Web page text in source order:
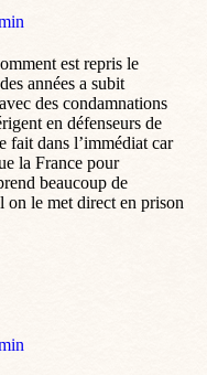
est repris le
années a subit
des condamnations
en défenseurs de
fait dans l’immédiat car
la France pour
beaucoup de
on le met direct en prison